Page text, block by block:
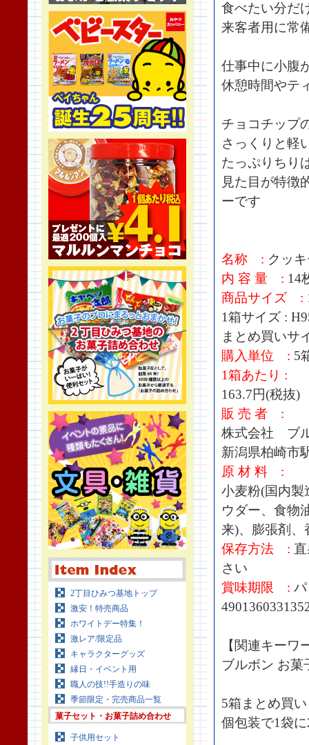
2丁目ひみつ基地トップ
激安！特売商品
ホワイトデー特集！
激レア/限定品
キャラクターグッズ
縁日・イベント用
職人の技!!手造りの味
季節限定・完売商品一覧
菓子セット・お菓子詰め合わせ
子供用セット
食べたい分だ
来客者用に常
仕事中に小腹
休憩時間やテ
チョコチップ
さっくりと軽
たっぷりちり
見た目が特徴
ーです
名称 : クッ
内 容 量 : 14
商品サイズ :
1箱サイズ :
まとめ買いサ
購入単位 : 5
1箱あたり :
163.7円(税抜)
販 売 者 :
株式会社 ブ
新潟県柏崎市
原 材 料 :
小麦粉(国内製
ウダー、食物
来)、膨張剤、
保存方法 :
さい
賞味期限 :
【関連キーワ
ブルボン お菓
5箱まとめ買
個包装で1袋